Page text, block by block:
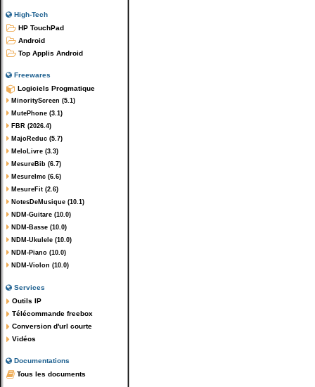
High-Tech
HP TouchPad
Android
Top Applis Android
Freewares
Logiciels Progmatique
MinorityScreen (5.1)
MutePhone (3.1)
FBR (2026.4)
MajoReduc (5.7)
MeloLivre (3.3)
MesureBib (6.7)
MesureImc (6.6)
MesureFit (2.6)
NotesDeMusique (10.1)
NDM-Guitare (10.0)
NDM-Basse (10.0)
NDM-Ukulele (10.0)
NDM-Piano (10.0)
NDM-Violon (10.0)
Services
Outils IP
Télécommande freebox
Conversion d'url courte
Vidéos
Documentations
Tous les documents